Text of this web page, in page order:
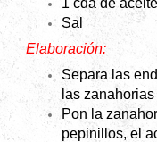
Sal
Elaboración:
Separa las
las
Pon la
pepinillos, el